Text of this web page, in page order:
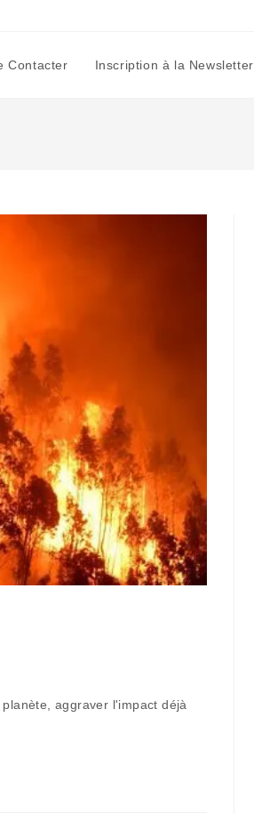
Contacter Inscription à la Newsletter
aggraver l'impact déjà